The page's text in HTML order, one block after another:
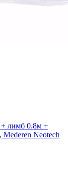
лимб 0.8м +
Neotech